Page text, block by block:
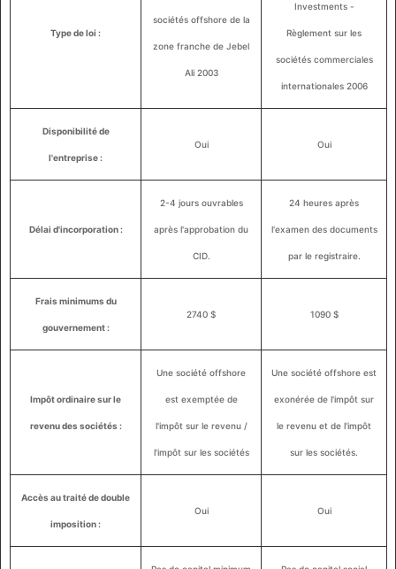
Type de loi :
sociétés offshore de la
zone franche de Jebel
Ali 2003
Investments -
Règlement sur les
sociétés commerciales
internationales 2006
Disponibilité de
l'entreprise :
Oui Oui
Délai d'incorporation :
2-4 jours ouvrables
après l'approbation du
CID.
24 heures après
l'examen des documents
par le registraire.
Frais minimums du
gouvernement :
2740 $ 1090 $
Impôt ordinaire sur le
revenu des sociétés :
Une société offshore
est exemptée de
l'impôt sur le revenu /
l'impôt sur les sociétés
Une société offshore est
exonérée de l'impôt sur
le revenu et de l'impôt
sur les sociétés.
Accès au traité de double
imposition :
Oui Oui